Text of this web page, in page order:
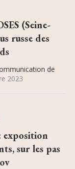
(Seine-
russe des
de
2023
exposition
sur les pas